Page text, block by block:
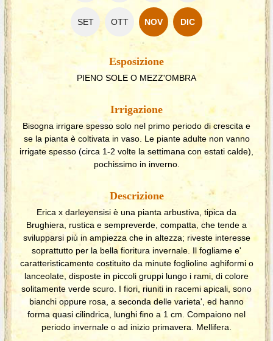
SET OTT NOV DIC
Esposizione
PIENO SOLE O MEZZ'OMBRA
Irrigazione
Bisogna irrigare spesso solo nel primo periodo di crescita e
se la pianta è coltivata in vaso. Le piante adulte non vanno
irrigate spesso (circa 1-2 volte la settimana con estati calde),
pochissimo in inverno.
Descrizione
Erica x darleyensisi è una pianta arbustiva, tipica da
Brughiera, rustica e sempreverde, compatta, che tende a
svilupparsi più in ampiezza che in altezza; riveste interesse
soprattutto per la bella fioritura invernale. Il fogliame e'
caratteristicamente costituito da minute foglioline aghiformi o
lanceolate, disposte in piccoli gruppi lungo i rami, di colore
solitamente verde scuro. I fiori, riuniti in racemi apicali, sono
bianchi oppure rosa, a seconda delle varieta', ed hanno
forma quasi cilindrica, lunghi fino a 1 cm. Compaiono nel
periodo invernale o ad inizio primavera. Mellifera.